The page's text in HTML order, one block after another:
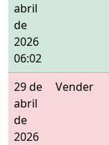
abril
de
2026
06:02
29 de
abril
de
2026
Vender